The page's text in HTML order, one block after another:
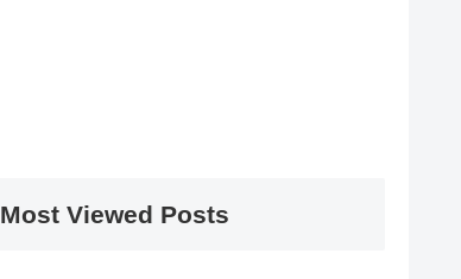
Most Viewed Posts